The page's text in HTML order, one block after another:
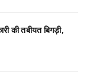
की तबीयत बिगड़ी,